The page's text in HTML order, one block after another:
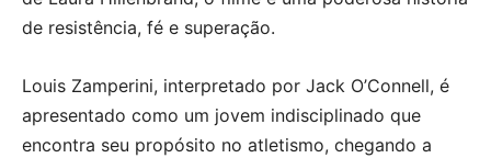
de resistência, fé e superação.
Louis Zamperini, interpretado por Jack O’Connell, é
apresentado como um jovem indisciplinado que
encontra seu propósito no atletismo, chegando a